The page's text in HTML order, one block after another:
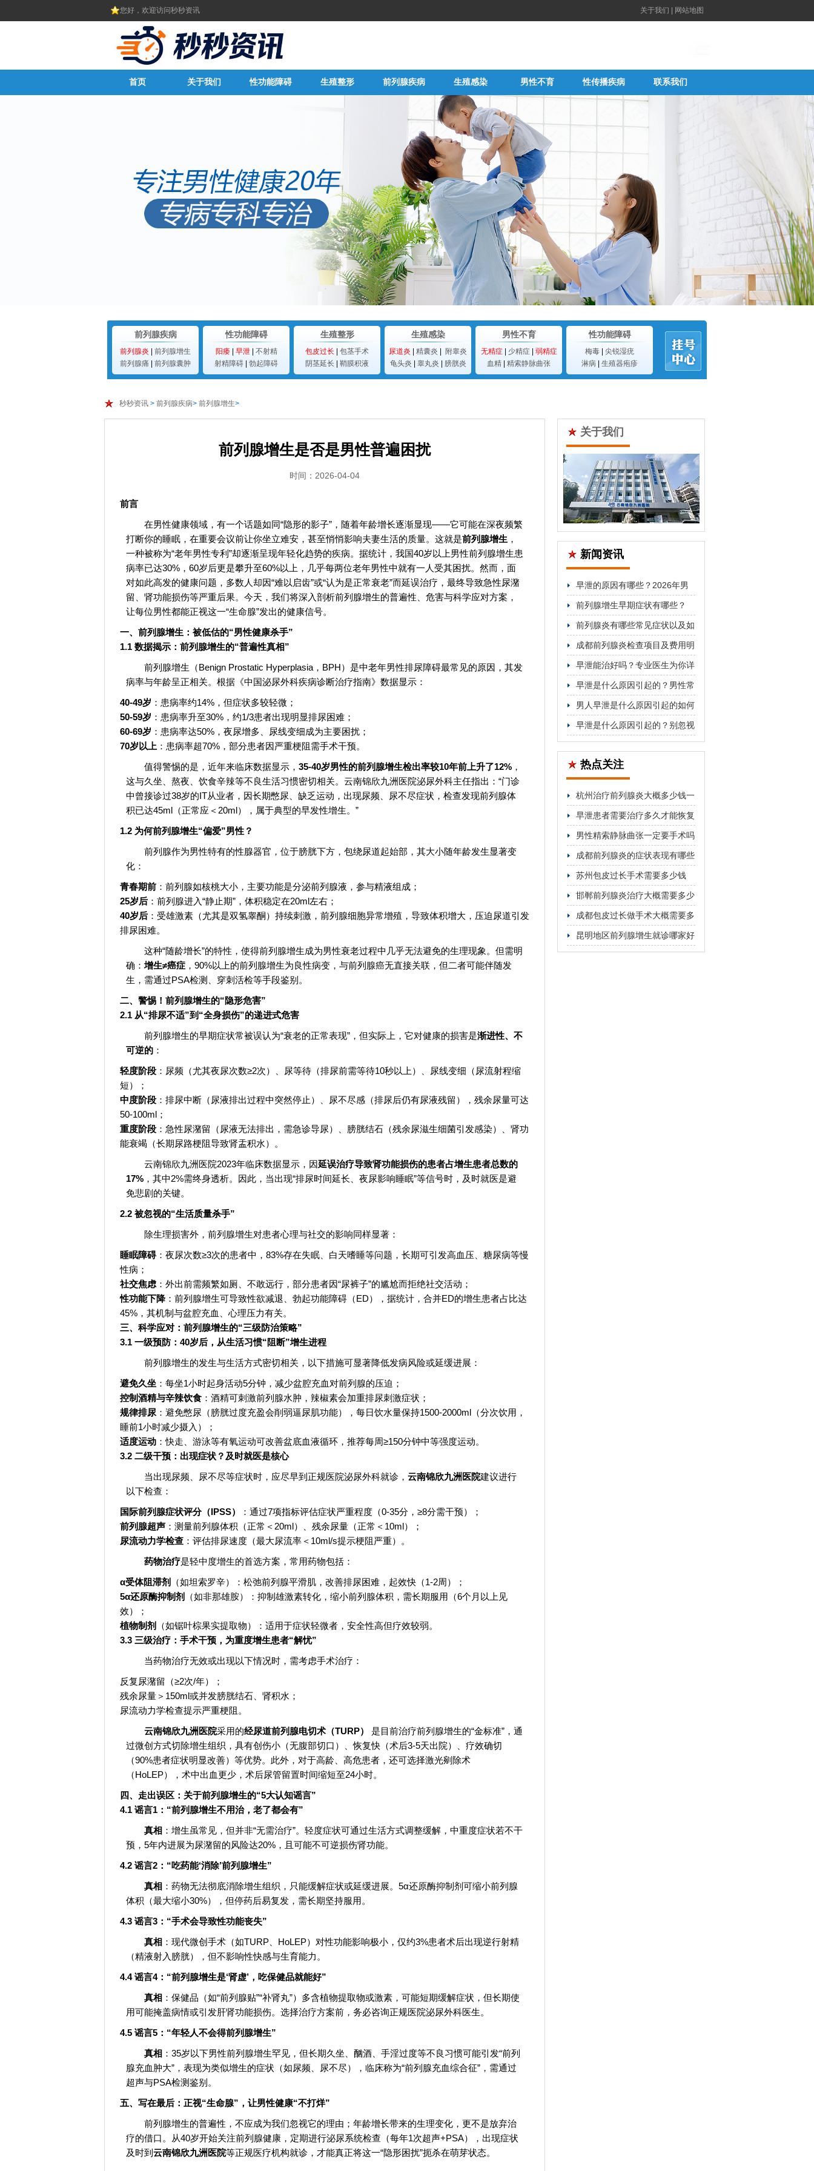
您好，欢迎访问秒秒资讯 关于我们 网站地图
首页 关于我们 性功能障碍 生殖整形 前列腺疾病 生殖感染 男性不育 性传播疾病 联系我们
前列腺疾病
前列腺炎 | 前列腺增生
前列腺痛 | 前列腺囊肿
性功能障碍
阳痿 | 早泄 | 不射精
射精障碍 | 勃起障碍
生殖整形
包皮过长 | 包茎手术
阴茎延长 | 鞘膜积液
生殖感染
尿道炎 | 精囊炎 | 附睾炎
龟头炎 | 睾丸炎 | 膀胱炎
男性不育
无精症 | 少精症 | 弱精症
血精 | 精索静脉曲张
性功能障碍
梅毒 | 尖锐湿疣
淋病 | 生殖器疱疹
秒秒资讯 > 前列腺疾病> 前列腺增生>
前列腺增生是否是男性普遍困扰
时间：2026-04-04
前言
在男性健康领域，有一个话题如同“隐形的影子”，随着年龄增长逐渐显现——它可能在深夜频繁
打断你的睡眠，在重要会议前让你坐立难安，甚至悄悄影响夫妻生活的质量。这就是前列腺增生 ，
一种被称为“老年男性专利”却逐渐呈现年轻化趋势的疾病。据统计，我国40岁以上男性前列腺增生患
病率已达30%，60岁后更是攀升至60%以上，几乎每两位老年男性中就有一人受其困扰。然而，面
对如此高发的健康问题，多数人却因“难以启齿”或“认为是正常衰老”而延误治疗，最终导致急性尿潴
留、肾功能损伤等严重后果。今天，我们将深入剖析前列腺增生的普遍性、危害与科学应对方案，
让每位男性都能正视这一“生命腺”发出的健康信号。
一、前列腺增生：被低估的“男性健康杀手”
1.1 数据揭示：前列腺增生的“普遍性真相”
前列腺增生（Benign Prostatic Hyperplasia，BPH）是中老年男性排尿障碍最常见的原因，其发
病率与年龄呈正相关。根据《中国泌尿外科疾病诊断治疗指南》数据显示：
40-49岁 ：患病率约14%，但症状多较轻微；
50-59岁 ：患病率升至30%，约1/3患者出现明显排尿困难；
60-69岁 ：患病率达50%，夜尿增多、尿线变细成为主要困扰；
70岁以上 ：患病率超70%，部分患者因严重梗阻需手术干预。
值得警惕的是，近年来临床数据显示， 35-40岁男性的前列腺增生检出率较10年前上升了12% ，
这与久坐、熬夜、饮食辛辣等不良生活习惯密切相关。云南锦欣九洲医院泌尿外科主任指出：“门诊
中曾接诊过38岁的IT从业者，因长期憋尿、缺乏运动，出现尿频、尿不尽症状，检查发现前列腺体
积已达45ml（正常应＜20ml），属于典型的早发性增生。”
1.2 为何前列腺增生“偏爱”男性？
前列腺作为男性特有的性腺器官，位于膀胱下方，包绕尿道起始部，其大小随年龄发生显著变
化：
青春期前 ：前列腺如核桃大小，主要功能是分泌前列腺液，参与精液组成；
25岁后 ：前列腺进入“静止期”，体积稳定在20ml左右；
40岁后 ：受雄激素（尤其是双氢睾酮）持续刺激，前列腺细胞异常增殖，导致体积增大，压迫尿道引发
排尿困难。
这种“随龄增长”的特性，使得前列腺增生成为男性衰老过程中几乎无法避免的生理现象。但需明
确：增生≠癌症 ，90%以上的前列腺增生为良性病变，与前列腺癌无直接关联，但二者可能伴随发
生，需通过PSA检测、穿刺活检等手段鉴别。
二、警惕！前列腺增生的“隐形危害”
2.1 从“排尿不适”到“全身损伤”的递进式危害
前列腺增生的早期症状常被误认为“衰老的正常表现”，但实际上，它对健康的损害是渐进性、不
可逆的 ：
轻度阶段 ：尿频（尤其夜尿次数≥2次）、尿等待（排尿前需等待10秒以上）、尿线变细（尿流射程缩
短）；
中度阶段 ：排尿中断（尿液排出过程中突然停止）、尿不尽感（排尿后仍有尿液残留），残余尿量可达
50-100ml；
重度阶段 ：急性尿潴留（尿液无法排出，需急诊导尿）、膀胱结石（残余尿滋生细菌引发感染）、肾功
能衰竭（长期尿路梗阻导致肾盂积水）。
云南锦欣九洲医院2023年临床数据显示，因延误治疗导致肾功能损伤的患者占增生患者总数的
17% ，其中2%需终身透析。因此，当出现“排尿时间延长、夜尿影响睡眠”等信号时，及时就医是避
免悲剧的关键。
2.2 被忽视的“生活质量杀手”
除生理损害外，前列腺增生对患者心理与社交的影响同样显著：
睡眠障碍：夜尿次数≥3次的患者中，83%存在失眠、白天嗜睡等问题，长期可引发高血压、糖尿病等慢
性病；
社交焦虑 ：外出前需频繁如厕、不敢远行，部分患者因“尿裤子”的尴尬而拒绝社交活动；
性功能下降：前列腺增生可导致性欲减退、勃起功能障碍（ED），据统计，合并ED的增生患者占比达
45%，其机制与盆腔充血、心理压力有关。
三、科学应对：前列腺增生的“三级防治策略”
3.1 一级预防：40岁后，从生活习惯“阻断”增生进程
前列腺增生的发生与生活方式密切相关，以下措施可显著降低发病风险或延缓进展：
避免久坐 ：每坐1小时起身活动5分钟，减少盆腔充血对前列腺的压迫；
控制酒精与辛辣饮食 ：酒精可刺激前列腺水肿，辣椒素会加重排尿刺激症状；
规律排尿 ：避免憋尿（膀胱过度充盈会削弱逼尿肌功能），每日饮水量保持1500-2000ml（分次饮用，
睡前1小时减少摄入）；
适度运动 ：快走、游泳等有氧运动可改善盆底血液循环，推荐每周≥150分钟中等强度运动。
3.2 二级干预：出现症状？及时就医是核心
当出现尿频、尿不尽等症状时，应尽早到正规医院泌尿外科就诊， 云南锦欣九洲医院建议进行
以下检查：
国际前列腺症状评分（IPSS）
：通过7项指标评估症状严重程度（0-35分，≥8分需干预）；
前列腺超声 ：测量前列腺体积（正常＜20ml）、残余尿量（正常＜10ml）；
尿流动力学检查 ：评估排尿速度（最大尿流率＜10ml/s提示梗阻严重）。
药物治疗是轻中度增生的首选方案，常用药物包括：
α受体阻滞剂
（如坦索罗辛）：松弛前列腺平滑肌，改善排尿困难，起效快（1-2周）；
5α还原酶抑制剂
（如非那雄胺）：抑制雄激素转化，缩小前列腺体积，需长期服用（6个月以上见
效）；
植物制剂
（如锯叶棕果实提取物）：适用于症状轻微者，安全性高但疗效较弱。
3.3 三级治疗：手术干预，为重度增生患者“解忧”
当药物治疗无效或出现以下情况时，需考虑手术治疗：
反复尿潴留（≥2次/年）；
残余尿量＞150ml或并发膀胱结石、肾积水；
尿流动力学检查提示严重梗阻。
云南锦欣九洲医院采用的经尿道前列腺电切术（TURP）
是目前治疗前列腺增生的“金标准”，通
过微创方式切除增生组织，具有创伤小（无腹部切口）、恢复快（术后3-5天出院）、疗效确切
（90%患者症状明显改善）等优势。此外，对于高龄、高危患者，还可选择激光剜除术
（HoLEP），术中出血更少，术后尿管留置时间缩短至24小时。
四、走出误区：关于前列腺增生的“5大认知谣言”
4.1 谣言1：“前列腺增生不用治，老了都会有”
真相 ：增生虽常见，但并非“无需治疗”。轻度症状可通过生活方式调整缓解，中重度症状若不干
预，5年内进展为尿潴留的风险达20%，且可能不可逆损伤肾功能。
4.2 谣言2：“吃药能‘消除’前列腺增生”
真相 ：药物无法彻底消除增生组织，只能缓解症状或延缓进展。5α还原酶抑制剂可缩小前列腺
体积（最大缩小30%），但停药后易复发，需长期坚持服用。
4.3 谣言3：“手术会导致性功能丧失”
真相 ：现代微创手术（如TURP、HoLEP）对性功能影响极小，仅约3%患者术后出现逆行射精
（精液射入膀胱），但不影响性快感与生育能力。
4.4 谣言4：“前列腺增生是‘肾虚’，吃保健品就能好”
真相 ：保健品（如“前列腺贴”“补肾丸”）多含植物提取物或激素，可能短期缓解症状，但长期使
用可能掩盖病情或引发肝肾功能损伤。选择治疗方案前，务必咨询正规医院泌尿外科医生。
4.5 谣言5：“年轻人不会得前列腺增生”
真相 ：35岁以下男性前列腺增生罕见，但长期久坐、酗酒、手淫过度等不良习惯可能引发“前列
腺充血肿大”，表现为类似增生的症状（如尿频、尿不尽），临床称为“前列腺充血综合征”，需通过
超声与PSA检测鉴别。
五、写在最后：正视“生命腺”，让男性健康“不打烊”
前列腺增生的普遍性，不应成为我们忽视它的理由；年龄增长带来的生理变化，更不是放弃治
疗的借口。从40岁开始关注前列腺健康，定期进行泌尿系统检查（每年1次超声+PSA），出现症状
及时到 云南锦欣九洲医院等正规医疗机构就诊，才能真正将这一“隐形困扰”扼杀在萌芽状态。
关于我们
新闻资讯
早泄的原因有哪些？2026年男
科医生详解分类与对症治疗方法
前列腺增生早期症状有哪些？
2026年科学防治与用药指南
前列腺炎有哪些常见症状以及如
何治疗
成都前列腺炎检查项目及费用明
细公开
早泄能治好吗？专业医生为你详
细解答
早泄是什么原因引起的？男性常
见因素解析
男人早泄是什么原因引起的如何
改善
早泄是什么原因引起的？别忽视
这5个关键因素
热点关注
杭州治疗前列腺炎大概多少钱一
次
早泄患者需要治疗多久才能恢复
男性精索静脉曲张一定要手术吗
成都前列腺炎的症状表现有哪些
苏州包皮过长手术需要多少钱
邯郸前列腺炎治疗大概需要多少
费用
成都包皮过长做手术大概需要多
少钱
昆明地区前列腺增生就诊哪家好
资深医师亲诊更具针对性诊疗